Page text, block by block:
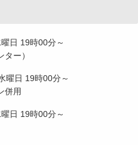
日 19時00分～
ー）
曜日 19時00分～
併用
日 19時00分～